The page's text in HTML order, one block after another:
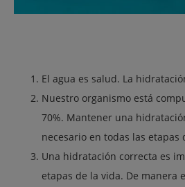
El agua es salud. La
Nuestro organismo está
70%. Mantener una
necesario en todas las etapas
Una hidratación correcta es
etapas de la vida. De manera